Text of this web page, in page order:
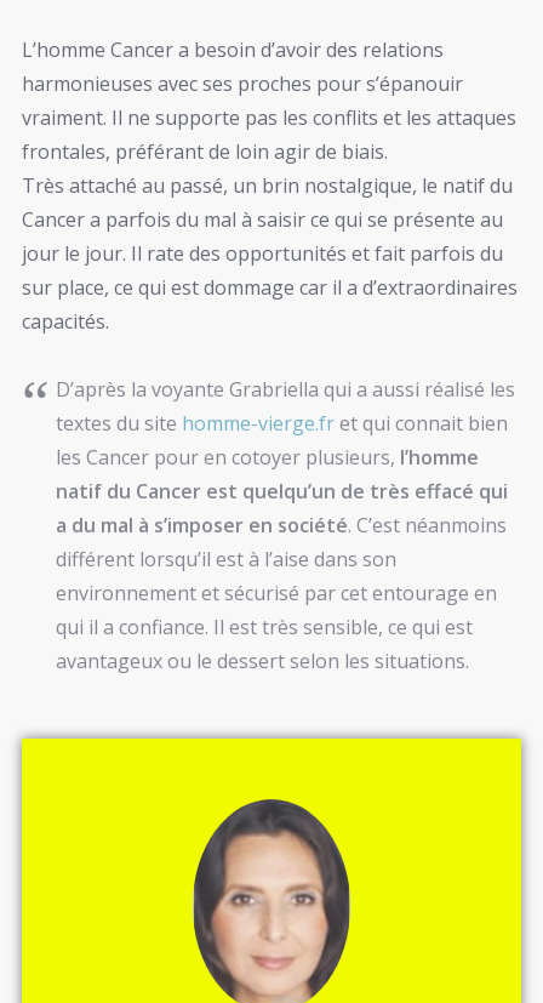
L’homme Cancer a besoin d’avoir des relations
harmonieuses avec ses proches pour s’épanouir
vraiment. Il ne supporte pas les conflits et les attaques
frontales, préférant de loin agir de biais.
Très attaché au passé, un brin nostalgique, le natif du
Cancer a parfois du mal à saisir ce qui se présente au
jour le jour. Il rate des opportunités et fait parfois du
sur place, ce qui est dommage car il a d’extraordinaires
capacités.
D’après la voyante Grabriella qui a aussi réalisé les
textes du site homme-vierge.fret qui connait bien
les Cancer pour en cotoyer plusieurs, l’homme
natif du Cancer est quelqu’un de très effacé qui
a du mal à s’imposer en société. C’est néanmoins
différent lorsqu’il est à l’aise dans son
environnement et sécurisé par cet entourage en
qui il a confiance. Il est très sensible, ce qui est
avantageux ou le dessert selon les situations.